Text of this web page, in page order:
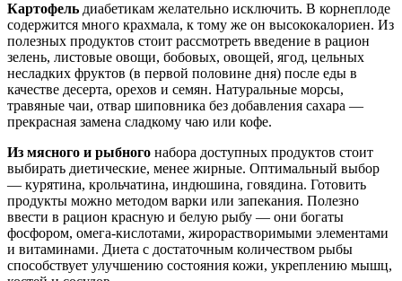
Картофель диабетикам желательно исключить. В корнеплоде
содержится много крахмала, к тому же он высококалориен. Из
полезных продуктов стоит рассмотреть введение в рацион
зелень, листовые овощи, бобовых, овощей, ягод, цельных
несладких фруктов (в первой половине дня) после еды в
качестве десерта, орехов и семян. Натуральные морсы,
травяные чаи, отвар шиповника без добавления сахара —
прекрасная замена сладкому чаю или кофе.
Из мясного и рыбного набора доступных продуктов стоит
выбирать диетические, менее жирные. Оптимальный выбор
— курятина, крольчатина, индюшина, говядина. Готовить
продукты можно методом варки или запекания. Полезно
ввести в рацион красную и белую рыбу — они богаты
фосфором, омега-кислотами, жирорастворимыми элементами
и витаминами. Диета с достаточным количеством рыбы
способствует улучшению состояния кожи, укреплению мышц,